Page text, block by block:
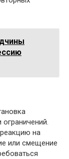
на
или смещение